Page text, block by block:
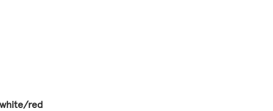
white/red